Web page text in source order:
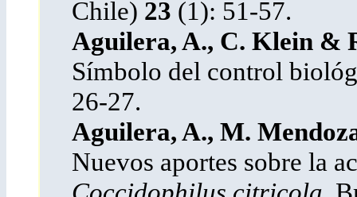
Chile) 23 (1): 51-57.
Aguilera, A., C. Klein &
Símbolo del control
26-27.
Aguilera, A., M.
Nuevos aportes sobre la